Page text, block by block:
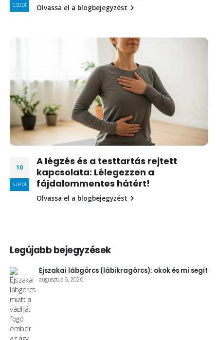
szept
Olvassa el a blogbejegyzést
10
szept
A légzés és a testtartás rejtett
kapcsolata: Lélegezzen a
fájdalommentes hátért!
Olvassa el a blogbejegyzést
Legújabb bejegyzések
Sarkantyú (sarokcsont-kinövés): tünetek, okok
és kezelés